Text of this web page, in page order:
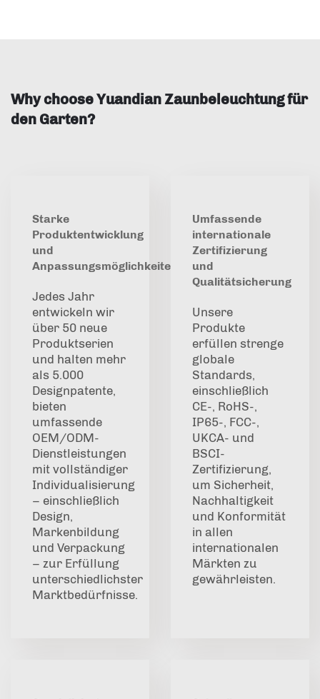
Why choose Yuandian Zaunbeleuchtung für
den Garten?
Starke
Produktentwicklung
und
Anpassungsmöglichkeiten
Jedes Jahr
entwickeln wir
über 50 neue
Produktserien
und halten mehr
als 5.000
Designpatente,
bieten
umfassende
OEM/ODM-
Dienstleistungen
mit vollständiger
Individualisierung
– einschließlich
Design,
Markenbildung
und Verpackung
– zur Erfüllung
unterschiedlichster
Marktbedürfnisse.
Umfassende
internationale
Zertifizierung
und
Qualitätsicherung
Unsere
Produkte
erfüllen strenge
globale
Standards,
einschließlich
CE-, RoHS-,
IP65-, FCC-,
UKCA- und
BSCI-
Zertifizierung,
um Sicherheit,
Nachhaltigkeit
und Konformität
in allen
internationalen
Märkten zu
gewährleisten.